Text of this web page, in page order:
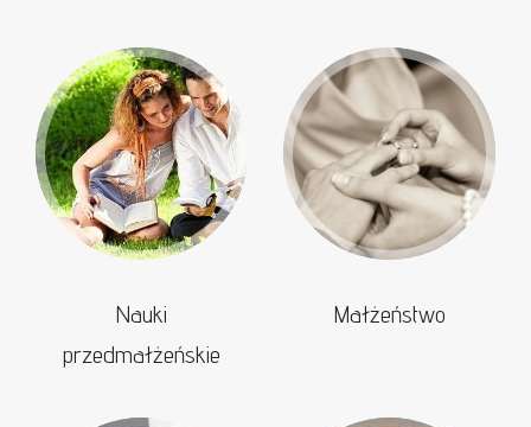
Nauki
przedmałżeńskie
Małżeństwo